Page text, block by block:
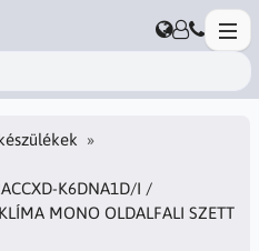
K6DNA1D/I /
MONO OLDALFALI SZETT